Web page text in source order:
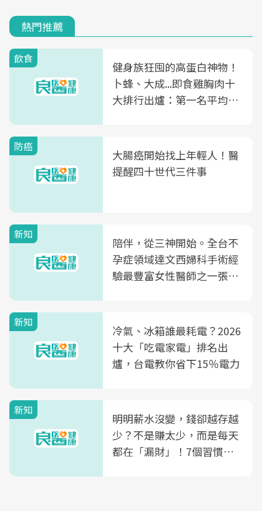
熱門推薦
飲食
健身族狂囤的高蛋白神物！
卜蜂、大成...即食雞胸肉十
大排行出爐：第一名平均一
防癌
大腸癌開始找上年輕人！醫
提醒四十世代三件事
新知
陪伴，從三神開始。全台不
孕症領域達文西婦科手術經
驗最豐富女性醫師之一張永
光田醫院建構360度女性健
康照護生態圈
新知
冷氣、冰箱誰最耗電？2026
十大「吃電家電」排名出
爐，台電教你省下15％電力
新知
明明薪水沒變，錢卻越存越
少？不是賺太少，而是每天
都在「漏財」！7個習慣一